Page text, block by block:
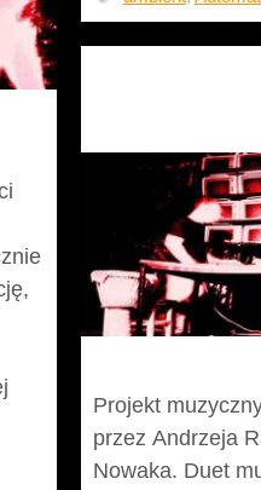
Projekt
przez Andrzeja
Nowaka. Duet